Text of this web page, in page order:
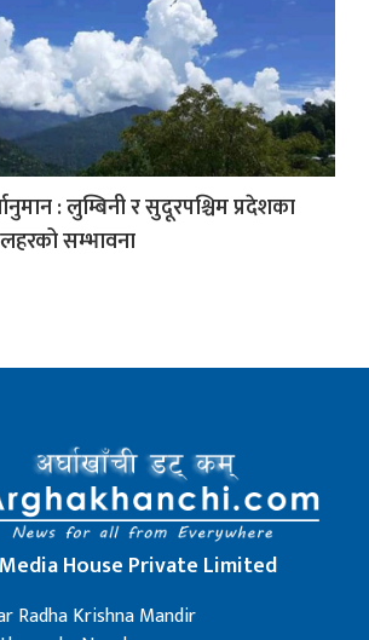
: लुम्बिनी र सुदूरपश्चिम प्रदेशका
लहरको सम्भावना
House Private Limited
Radha Krishna Mandir